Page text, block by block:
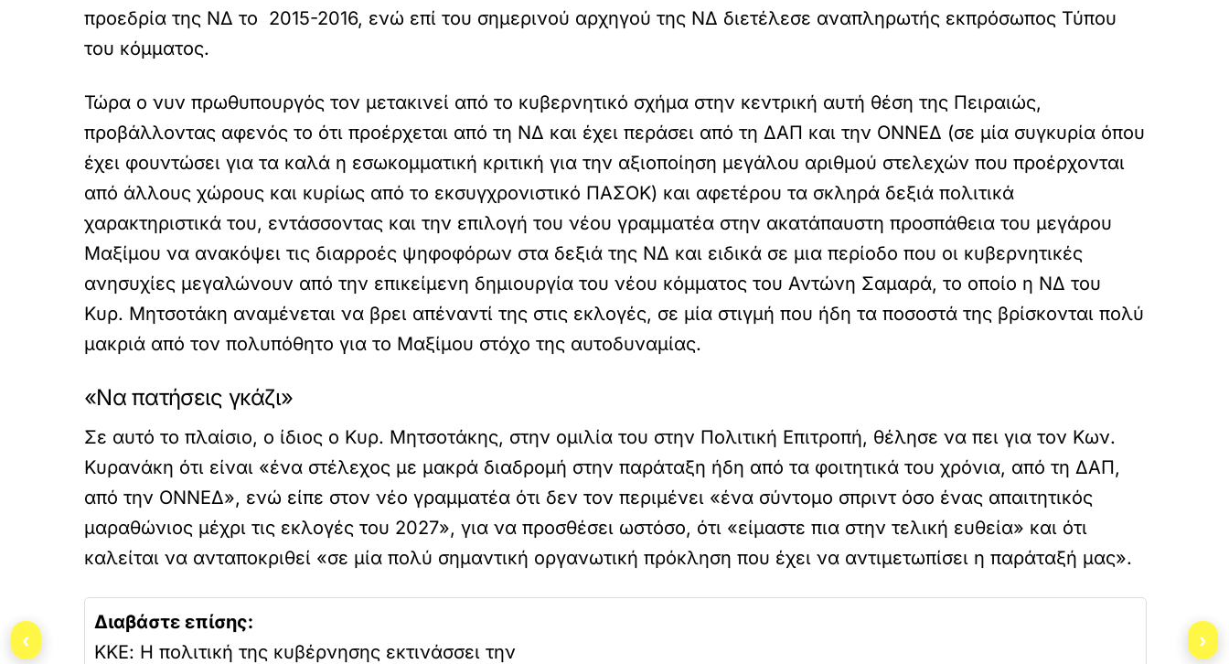
προεδρία της ΝΔ το 2015-2016, ενώ επί του σημερινού αρχηγού της ΝΔ διετέλεσε αναπληρωτής εκπρόσωπος Τύπου
του κόμματος.
Τώρα ο νυν πρωθυπουργός τον μετακινεί από το κυβερνητικό σχήμα στην κεντρική αυτή θέση της Πειραιώς,
προβάλλοντας αφενός το ότι προέρχεται από τη ΝΔ και έχει περάσει από τη ΔΑΠ και την ΟΝΝΕΔ (σε μία συγκυρία όπου
έχει φουντώσει για τα καλά η εσωκομματική κριτική για την αξιοποίηση μεγάλου αριθμού στελεχών που προέρχονται
από άλλους χώρους και κυρίως από το εκσυγχρονιστικό ΠΑΣΟΚ) και αφετέρου τα σκληρά δεξιά πολιτικά
χαρακτηριστικά του, εντάσσοντας και την επιλογή του νέου γραμματέα στην ακατάπαυστη προσπάθεια του μεγάρου
Μαξίμου να ανακόψει τις διαρροές ψηφοφόρων στα δεξιά της ΝΔ και ειδικά σε μια περίοδο που οι κυβερνητικές
ανησυχίες μεγαλώνουν από την επικείμενη δημιουργία του νέου κόμματος του Αντώνη Σαμαρά, το οποίο η ΝΔ του
Κυρ. Μητσοτάκη αναμένεται να βρει απέναντί της στις εκλογές, σε μία στιγμή που ήδη τα ποσοστά της βρίσκονται πολύ
μακριά από τον πολυπόθητο για το Μαξίμου στόχο της αυτοδυναμίας.
«Να πατήσεις γκάζι»
Σε αυτό το πλαίσιο, ο ίδιος ο Κυρ. Μητσοτάκης, στην ομιλία του στην Πολιτική Επιτροπή, θέλησε να πει για τον Κων.
Κυρανάκη ότι είναι «ένα στέλεχος με μακρά διαδρομή στην παράταξη ήδη από τα φοιτητικά του χρόνια, από τη ΔΑΠ,
από την ΟΝΝΕΔ», ενώ είπε στον νέο γραμματέα ότι δεν τον περιμένει «ένα σύντομο σπριντ όσο ένας απαιτητικός
μαραθώνιος μέχρι τις εκλογές του 2027», για να προσθέσει ωστόσο, ότι «είμαστε πια στην τελική ευθεία» και ότι
καλείται να ανταποκριθεί «σε μία πολύ σημαντική οργανωτική πρόκληση που έχει να αντιμετωπίσει η παράταξή μας».
Διαβάστε επίσης:
ΚΚΕ: Η πολιτική της κυβέρνησης εκτινάσσει την
‹ ›